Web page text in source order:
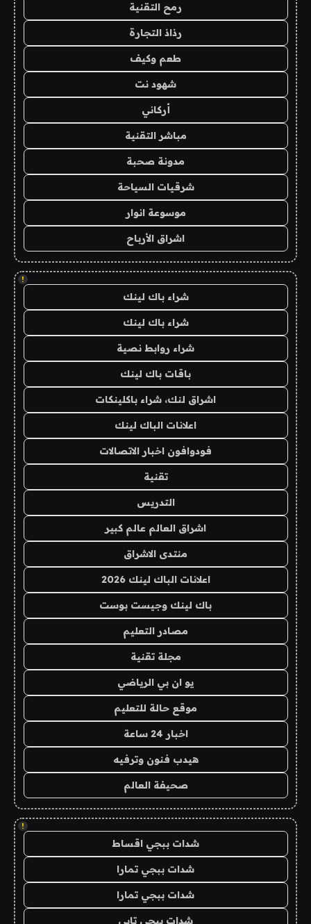
رمح التقنية
رذاذ التجارة
طعم وكيف
شهود نت
أركاني
مباشر التقنية
مدونة صحبة
شرقيات السياحة
موسوعة انوار
اشراق الأرباح
!
شراء باك لينك
شراء باك لينك
شراء روابط نصية
باقات باك لينك
اشراق لنك، شراء باكلينكات
اعلانات الباك لينك
فودوافون اخبار الاتصالات
تقنية
التدريس
اشراق العالم عالم كبير
منتدى الاشراق
اعلانات الباك لينك 2026
باك لينك وجيست بوست
مصادر التعليم
مجلة تقنية
يو ان بي الرياضي
موقع حالة للتعليم
اخبار 24 ساعة
هيدب فنون وترفيه
صحيفة العالم
!
شدات ببجي اقساط
شدات ببجي تمارا
شدات ببجي تمارا
شدات ببجي تابي